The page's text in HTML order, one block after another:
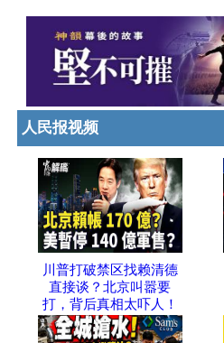
人民报视频
川普打破禁区找赖清德
直接谈？北京叫嚣要
打，背后真相太吓人！